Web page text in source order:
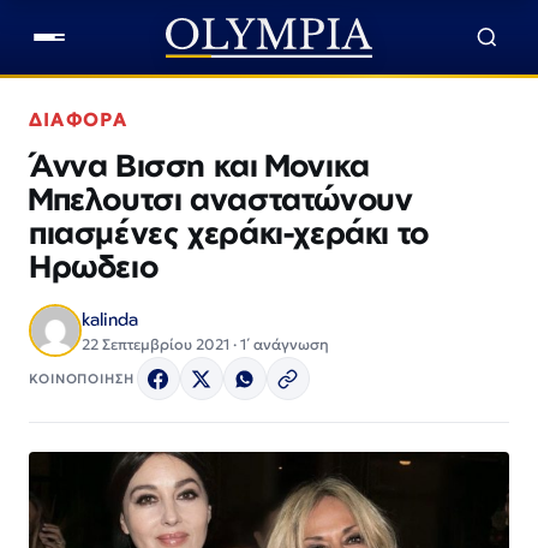
ΔΙΑΦΟΡΑ
Άννα Βισση και Μονικα
Μπελουτσι αναστατώνουν
πιασμένες χεράκι-χεράκι το
Ηρωδειο
kalinda
22 Σεπτεμβρίου 2021 · 1΄ ανάγνωση
ΚΟΙΝΟΠΟΙΗΣΗ